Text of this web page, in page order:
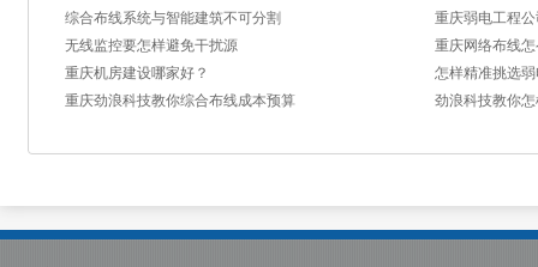
综合布线系统与智能建筑不可分割
重庆弱电工程
无线监控要怎样避免干扰源
重庆网络布线
重庆机房建设哪家好？
怎样精准挑选
重庆劲浪科技教你综合布线成本预算
劲浪科技教你